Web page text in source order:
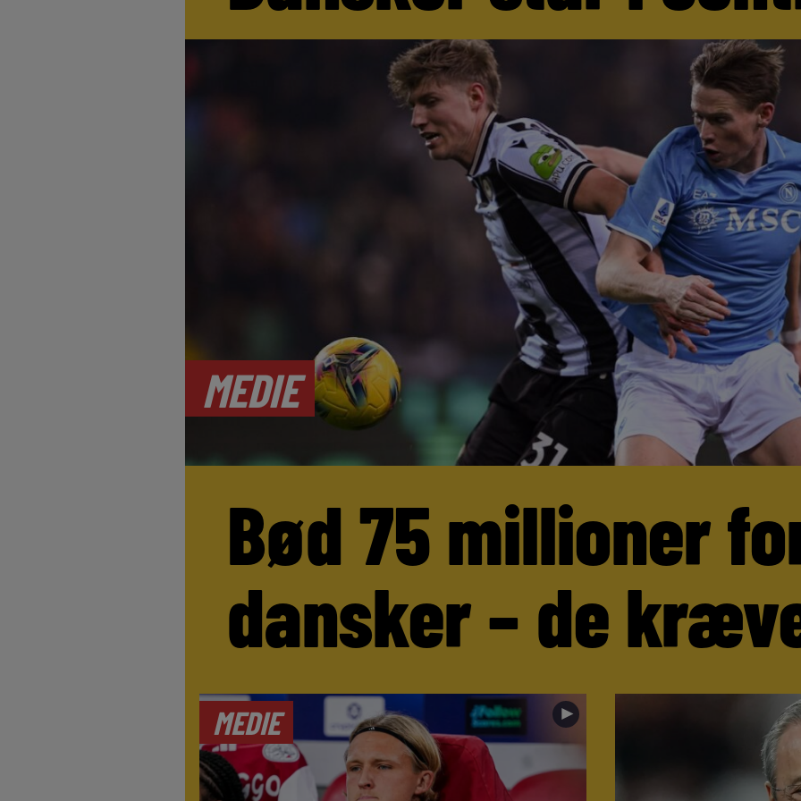
MEDIE
Bød 75 millioner
dansker – de
MEDIE ►